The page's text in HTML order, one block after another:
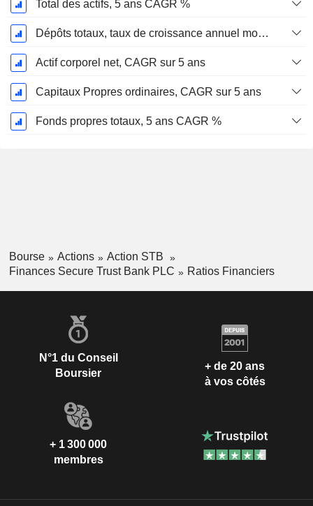
Total des actifs, 5 ans CAGR %
Dépôts totaux, taux de croissance annuel moyen sur 5 ans %.
Actif corporel net, CAGR sur 5 ans
Capitaux Propres ordinaires, CAGR sur 5 ans
Fonds propres totaux, 5 ans CAGR %
Bourse Actions
Action STB
Finances Secure Trust Bank PLC
Ratios Financiers
N°1 du Conseil
Boursier
+ de 20 ans
à vos côtés
+ 1 300 000
membres